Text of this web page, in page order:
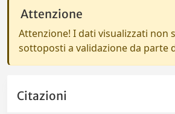
Attenzione
Attenzione! I dati visualizzati non
sottoposti a validazione da parte
Citazioni